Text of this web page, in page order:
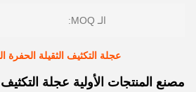
الـ MOQ:
عجلة التكثيف الثقيلة الحفرة
مصنع المنتجات الأولية عجلة